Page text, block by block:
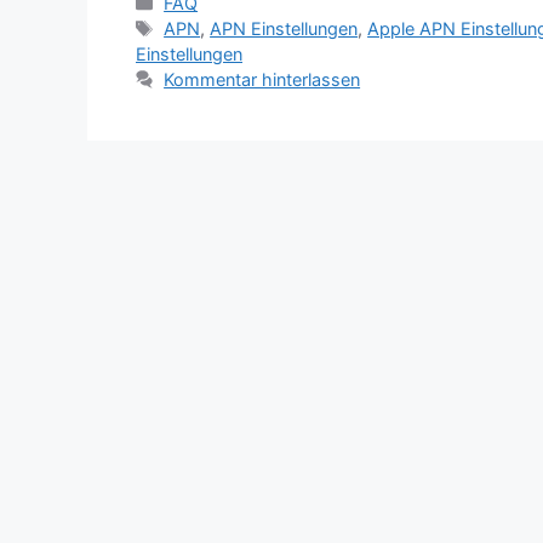
Schlagwörter
APN, APN Einstellungen, Apple APN
Einstellungen
Kommentar hinterlassen